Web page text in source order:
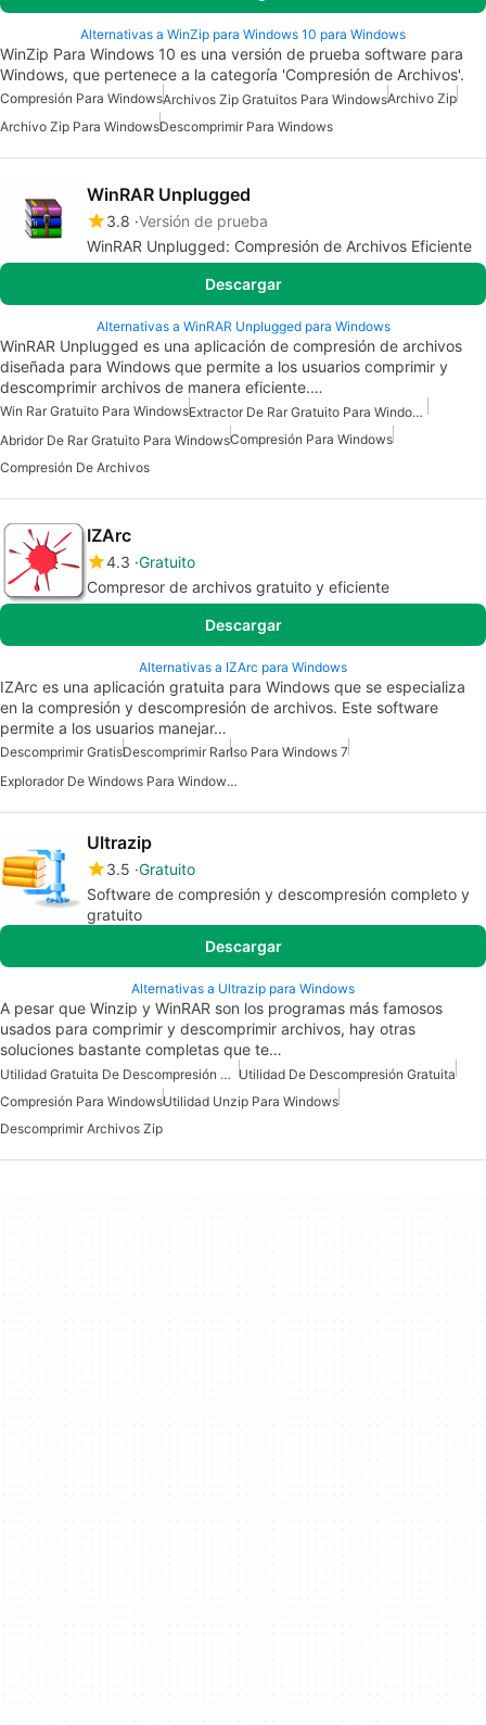
Alternativas a WinZip para Windows 10 para Windows
WinZip Para Windows 10 es una versión de prueba software para
Windows, que pertenece a la categoría 'Compresión de Archivos'.
Compresión Para WindowsArchivos Zip Gratuitos Para WindowsArchivo Zip
Archivo Zip Para WindowsDescomprimir Para Windows
WinRAR Unplugged
3.8 Versión de prueba
WinRAR Unplugged: Compresión de Archivos Eficiente
Descargar
Alternativas a WinRAR Unplugged para Windows
WinRAR Unplugged es una aplicación de compresión de archivos
diseñada para Windows que permite a los usuarios comprimir y
descomprimir archivos de manera eficiente.…
Win Rar Gratuito Para Windows
Extractor De Rar Gratuito Para Windows
Abridor De Rar Gratuito Para WindowsCompresión Para Windows
Compresión De Archivos
IZArc
4.3 Gratuito
Compresor de archivos gratuito y eficiente
Descargar
Alternativas a IZArc para Windows
IZArc es una aplicación gratuita para Windows que se especializa
en la compresión y descompresión de archivos. Este software
permite a los usuarios manejar…
Descomprimir GratisDescomprimir RarIso Para Windows 7
Explorador De Windows Para Windows 7
Ultrazip
3.5 Gratuito
Software de compresión y descompresión completo y
gratuito
Descargar
Alternativas a Ultrazip para Windows
A pesar que Winzip y WinRAR son los programas más famosos
usados para comprimir y descomprimir archivos, hay otras
soluciones bastante completas que te…
Utilidad Gratuita De Descompresión Para Windows Utilidad De Descompresión Gratuita
Compresión Para WindowsUtilidad Unzip Para Windows
Descomprimir Archivos Zip